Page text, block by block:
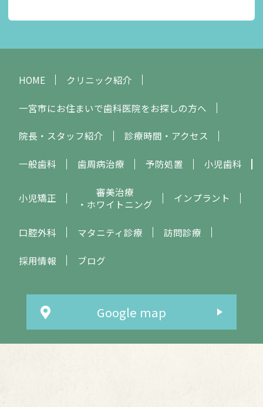
HOME クリニック紹介
一宮市にお住まいで歯科医院をお探しの方へ
院長・スタッフ紹介 診療時間・アクセス
一般歯科 歯周病治療 予防処置 小児歯科
小児矯正
審美治療
・ホワイトニング
インプラント
口腔外科 マタニティ診療 訪問診療
採用情報 ブログ
Google map